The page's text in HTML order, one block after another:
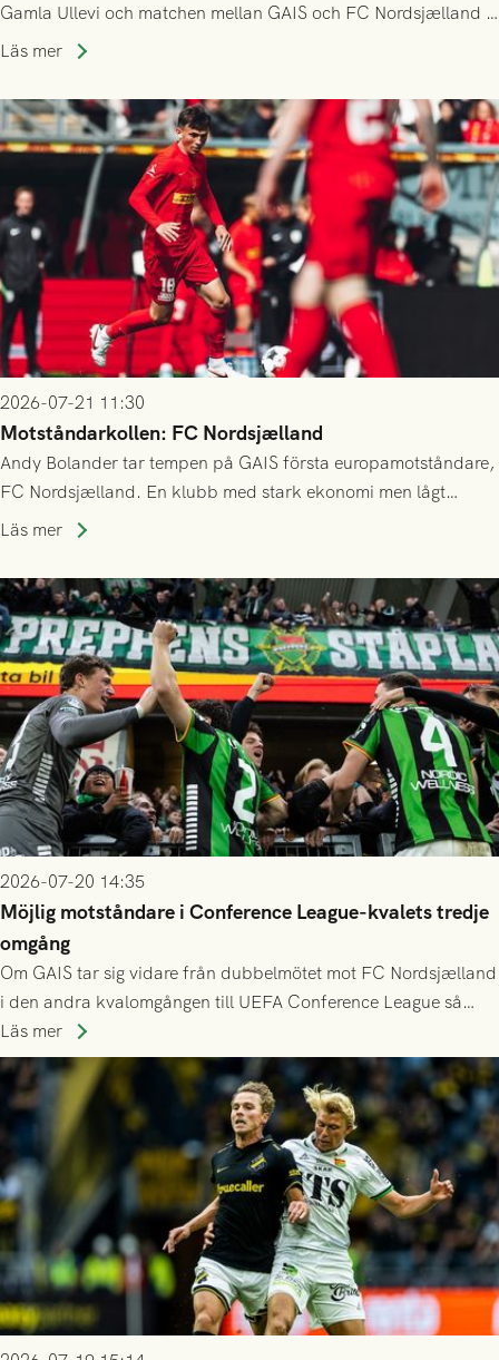
Gamla Ullevi och matchen mellan GAIS och FC Nordsjælland i
kvalet till Conference League! Avspark kl 19.00 på torsdag
Läs mer
2026-07-21 11:30
Motståndarkollen: FC Nordsjælland
Andy Bolander tar tempen på GAIS första europamotståndare,
FC Nordsjælland. En klubb med stark ekonomi men lågt
publiksnitt, ett lag med både kollektiv styrka och individuell
Läs mer
2026-07-20 14:35
Möjlig motståndare i Conference League-kvalets tredje
omgång
Om GAIS tar sig vidare från dubbelmötet mot FC Nordsjælland
i den andra kvalomgången till UEFA Conference League så
spelas den tredje kvalomgången kort därpå. Motståndare blir
då vinnaren i mötet mellan isländska Valur och HŠK Zrinjski
Mostar från Bosnien och Hercegovina.
Läs mer